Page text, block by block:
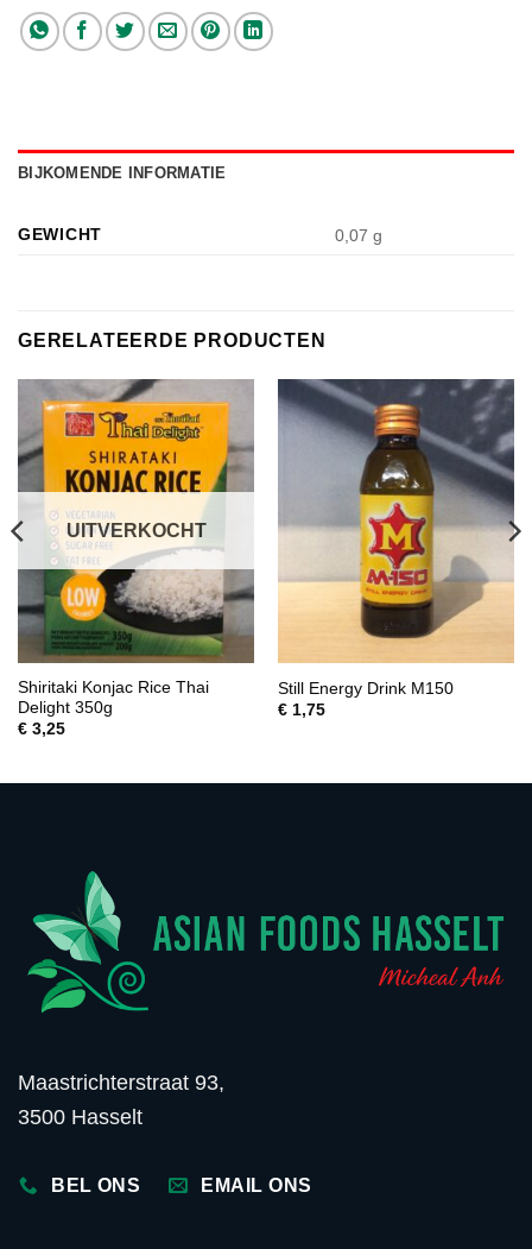
BIJKOMENDE INFORMATIE
GEWICHT 0,07 g
GERELATEERDE PRODUCTEN
UITVERKOCHT
Shiritaki Konjac Rice Thai
Delight 350g
€3,25
Still Energy Drink M150
€1,75
Maastrichterstraat 93,
3500 Hasselt
BEL ONS EMAIL ONS